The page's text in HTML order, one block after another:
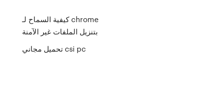
كيفية السماح لـ chrome
بتنزيل الملفات غير الآمنة
تحميل مجاني csi pc